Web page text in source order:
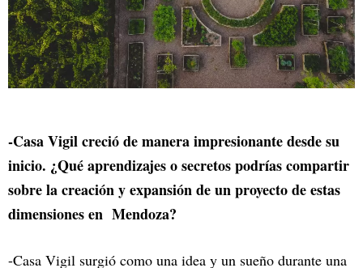
-Casa Vigil creció de manera impresionante desde su
inicio. ¿Qué aprendizajes o secretos podrías compartir
sobre la creación y expansión de un proyecto de estas
dimensiones en Mendoza?
-Casa Vigil surgió como una idea y un sueño durante una